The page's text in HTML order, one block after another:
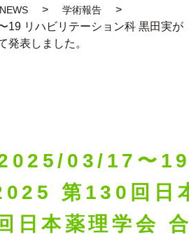
学術報告
19 リハビリテーション科 黒田実
発表しました。
03/17〜
第130回日
日本薬理学会